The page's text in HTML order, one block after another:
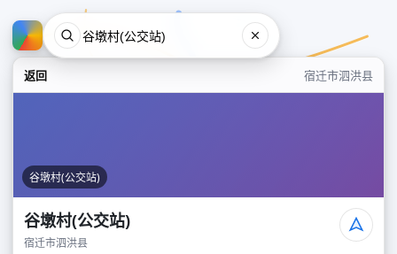
返回 宿迁市泗洪县
谷墩村(公交站)
谷墩村(公交站)
宿迁市泗洪县